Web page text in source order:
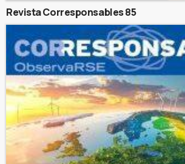
Revista Corresponsables 85